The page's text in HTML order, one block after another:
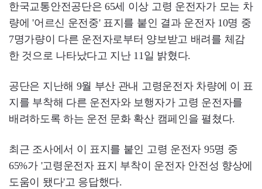
한국교통안전공단은 65세 이상 고령 운전자가 모는 차
량에 '어르신 운전중' 표지를 붙인 결과 운전자 10명 중
7명가량이 다른 운전자로부터 양보받고 배려를 체감
한 것으로 나타났다고 지난 11일 밝혔다.
공단은 지난해 9월 부산 관내 고령운전자 차량에 이 표
지를 부착해 다른 운전자와 보행자가 고령 운전자를
배려하도록 하는 운전 문화 확산 캠페인을 펼쳤다.
최근 조사에서 이 표지를 붙인 고령 운전자 95명 중
65%가 '고령운전자 표지 부착이 운전자 안전성 향상에
도움이 됐다'고 응답했다.